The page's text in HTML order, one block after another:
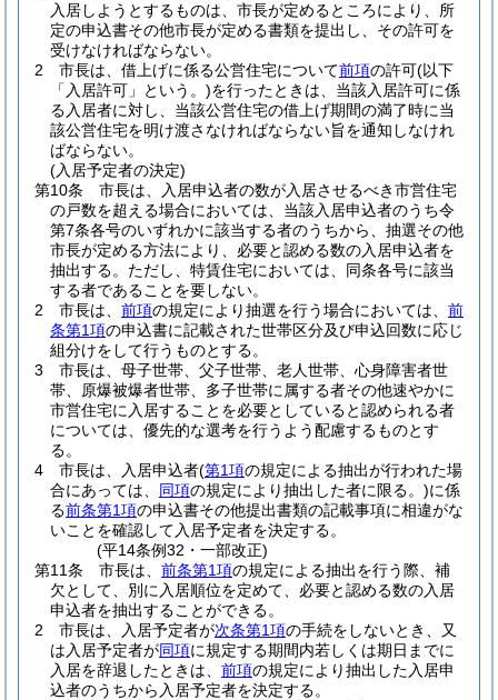
入居しようとするものは、市長が定めるところにより、所
定の申込書その他市長が定める書類を提出し、その許可を
受けなければならない。
2
市長は、借上げに係る公営住宅について前項の許可(以下
「入居許可」という。)を行ったときは、当該入居許可に係
る入居者に対し、当該公営住宅の借上げ期間の満了時に当
該公営住宅を明け渡さなければならない旨を通知しなけれ
ばならない。
(入居予定者の決定)
第10条
市長は、入居申込者の数が入居させるべき市営住宅
の戸数を超える場合においては、当該入居申込者のうち令
第7条各号のいずれかに該当する者のうちから、抽選その他
市長が定める方法により、必要と認める数の入居申込者を
抽出する。 ただし、特賃住宅においては、同条各号に該当
する者であることを要しない。
2
市長は、 前項の規定により抽選を行う場合においては、 前
条第1項の申込書に記載された世帯区分及び申込回数に応じ
組分けをして行うものとする。
3
市長は、母子世帯、父子世帯、老人世帯、心身障害者世
帯、原爆被爆者世帯、多子世帯に属する者その他速やかに
市営住宅に入居することを必要としていると認められる者
については、優先的な選考を行うよう配慮するものとす
る。
4
市長は、入居申込者(第1項の規定による抽出が行われた場
合にあっては、 同項の規定により抽出した者に限る。)に係
る前条第1項の申込書その他提出書類の記載事項に相違がな
いことを確認して入居予定者を決定する。
(平14条例32・一部改正)
第11条
市長は、 前条第1項の規定による抽出を行う際、補
欠として、別に入居順位を定めて、必要と認める数の入居
申込者を抽出することができる。
2
市長は、入居予定者が次条第1項の手続をしないとき、又
は入居予定者が同項に規定する期間内若しくは期日までに
入居を辞退したときは、 前項の規定により抽出した入居申
込者のうちから入居予定者を決定する。